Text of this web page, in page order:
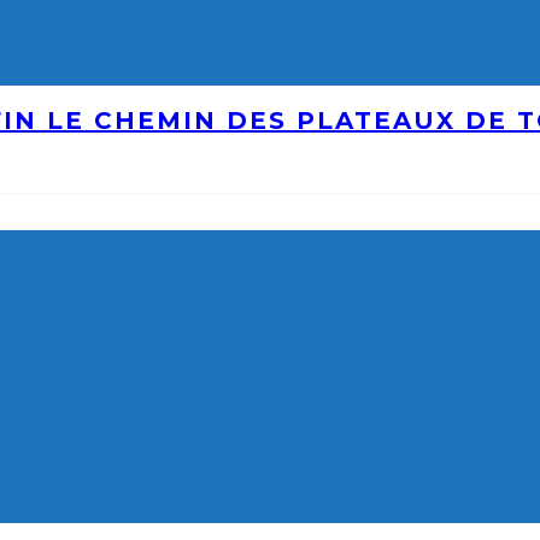
LE CHEMIN DES PLATEAUX DE